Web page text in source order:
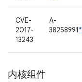
CVE-
2017-
13243
A-
38258991*
内核组件